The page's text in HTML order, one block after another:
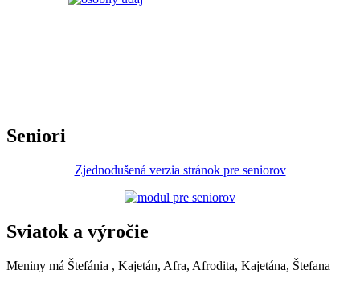
Seniori
Zjednodušená verzia stránok pre seniorov
Sviatok a výročie
Meniny má Štefánia , Kajetán, Afra, Afrodita, Kajetána, Štefana